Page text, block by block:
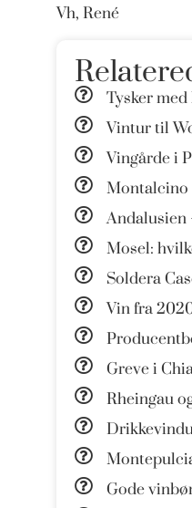
Vh, René
Tysker
Vintur til
Vingårde i
Montalcino
Andalusien
Mosel:
Soldera
Vin fra
Greve i
Rheingau
Gode